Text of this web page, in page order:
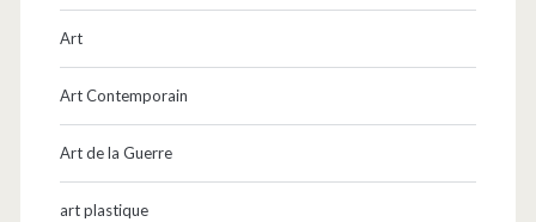
Art
Art Contemporain
Art de la Guerre
art plastique